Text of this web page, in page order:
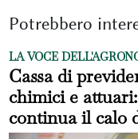
Potrebbero
LA VOCE
Cassa di
chimici e
continua il calo